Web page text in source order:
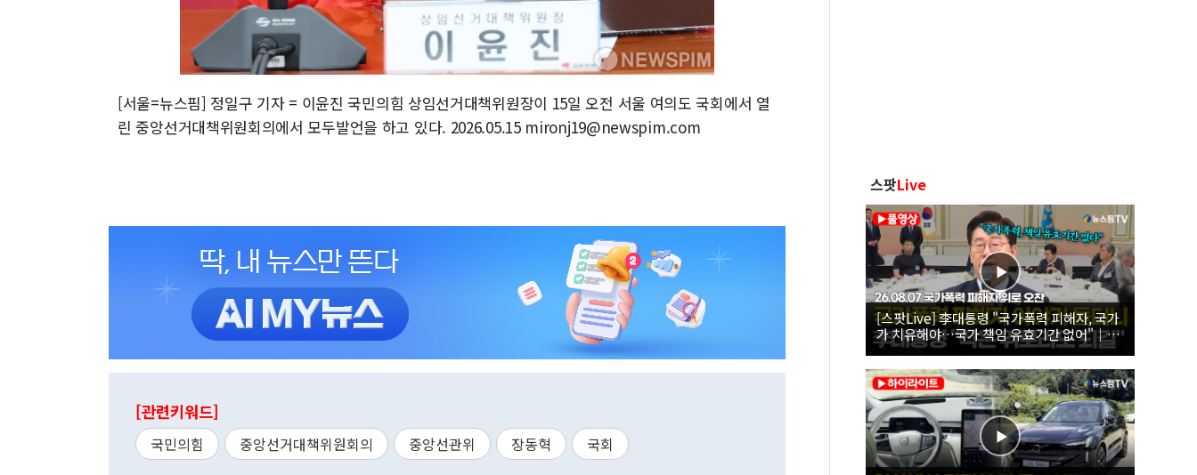
[서울=뉴스핌] 정일구 기자 = 이윤진 국민의힘 상임선거대책위원장이 15일 오전 서울 여의도 국회에서 열
린 중앙선거대책위원회의에서 모두발언을 하고 있다. 2026.05.15 mironj19@newspim.com
[관련키워드]
국민의힘 중앙선거대책위원회의 중앙선관위 장동혁 국회
스팟Live
[스팟Live] 李대통령 "국가폭력 피해자, 국가
가 치유해야…국가 책임 유효기간 없어"｜
26.08.07 국가폭력 피해자 위로 오찬